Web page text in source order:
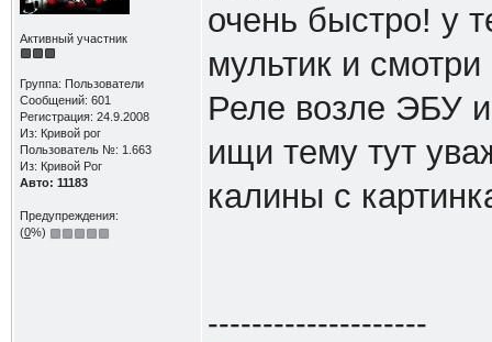
Активный участник
Группа: Пользователи
Сообщений: 601
Регистрация: 24.9.2008
Из: Кривой рог
Пользователь №: 1.663
Из: Кривой Рог
Авто: 11183
Предупреждения:
(0%)
очень быстро! у
мультик и
Реле возле ЭБУ
ищи тему тут
калины с
--------------------